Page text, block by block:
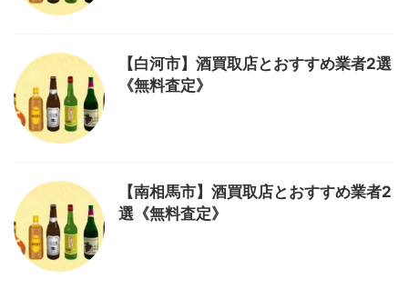
【白河市】酒買取店とおすすめ業者2選
《無料査定》
【南相馬市】酒買取店とおすすめ業者2
選《無料査定》